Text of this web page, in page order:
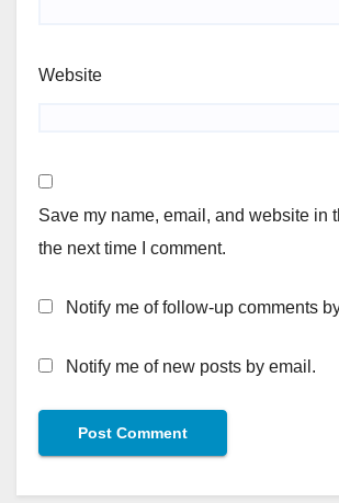
Website
Save my name, email, and website in
the next time I comment.
Notify me of follow-up comments
Notify me of new posts by email.